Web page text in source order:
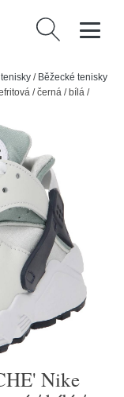
Vyhledávání
/ Běžecké tenisky
/ černá / bílá /
Nike